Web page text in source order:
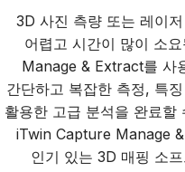
3D 사진 측량 또는 레이
어렵고 시간이 많이 소
Manage & Extract를 사
간단하고 복잡한 측정, 특
활용한 고급 분석을 완료할
iTwin Capture Manage
인기 있는 3D 매핑 소